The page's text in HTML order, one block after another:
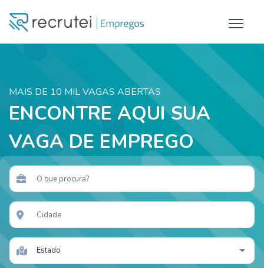
MAIS DE 10 MIL VAGAS ABERTAS
ENCONTRE AQUI SUA
VAGA DE EMPREGO
Estado